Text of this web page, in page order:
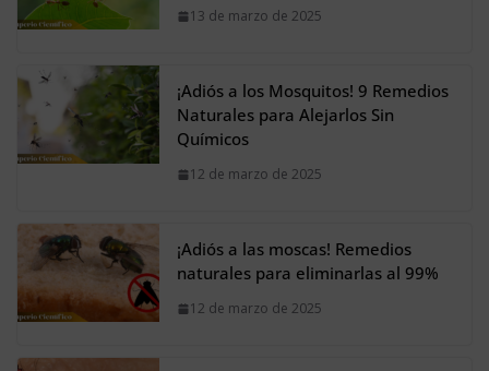
13 de marzo de 2025
¡Adiós a los Mosquitos! 9 Remedios
Naturales para Alejarlos Sin
Químicos
12 de marzo de 2025
¡Adiós a las moscas! Remedios
naturales para eliminarlas al 99%
12 de marzo de 2025